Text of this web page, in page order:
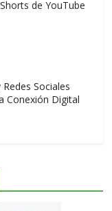
de YouTube
Sociales
Conexión Digital
653404040 el
en Aljarafe